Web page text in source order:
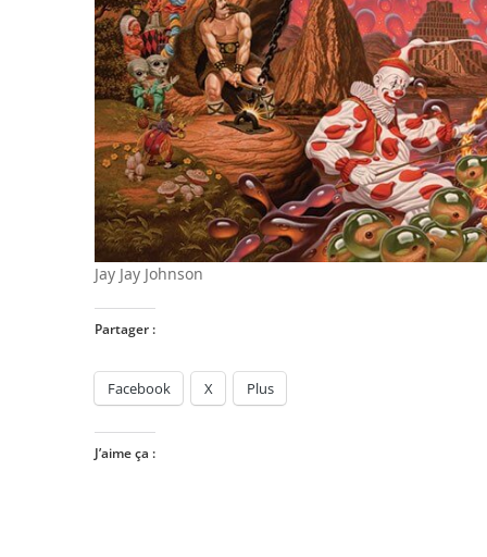
Jay Jay Johnson
Partager :
Facebook X Plus
J’aime ça :